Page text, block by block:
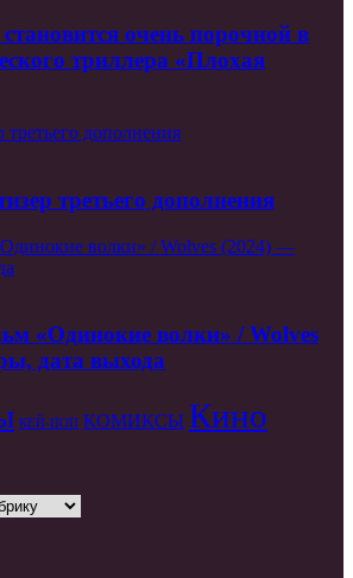
очень порочной в
триллера «Плохая
дополнения
третьего дополнения
волки» / Wolves (2024) —
«Одинокие волки» / Wolves
дата выхода
КЕЙ-ПОП КОМИКСЫ Кино